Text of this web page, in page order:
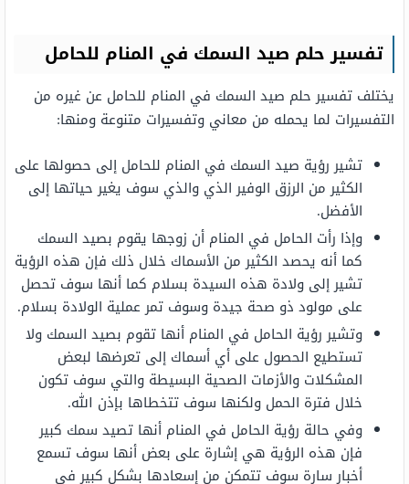
تفسير حلم صيد السمك في المنام للحامل
يختلف تفسير حلم صيد السمك في المنام للحامل عن غيره من
التفسيرات لما يحمله من معاني وتفسيرات متنوعة ومنها:
تشير رؤية صيد السمك في المنام للحامل إلى حصولها على
الكثير من الرزق الوفير الذي والذي سوف يغير حياتها إلى
الأفضل.
وإذا رأت الحامل في المنام أن زوجها يقوم بصيد السمك
كما أنه يحصد الكثير من الأسماك خلال ذلك فإن هذه الرؤية
تشير إلى ولادة هذه السيدة بسلام كما أنها سوف تحصل
على مولود ذو صحة جيدة وسوف تمر عملية الولادة بسلام.
وتشير رؤية الحامل في المنام أنها تقوم بصيد السمك ولا
تستطيع الحصول على أي أسماك إلى تعرضها لبعض
المشكلات والأزمات الصحية البسيطة والتي سوف تكون
خلال فترة الحمل ولكنها سوف تتخطاها بإذن الله.
وفي حالة رؤية الحامل في المنام أنها تصيد سمك كبير
فإن هذه الرؤية هي إشارة على بعض أنها سوف تسمع
أخبار سارة سوف تتمكن من إسعادها بشكل كبير في